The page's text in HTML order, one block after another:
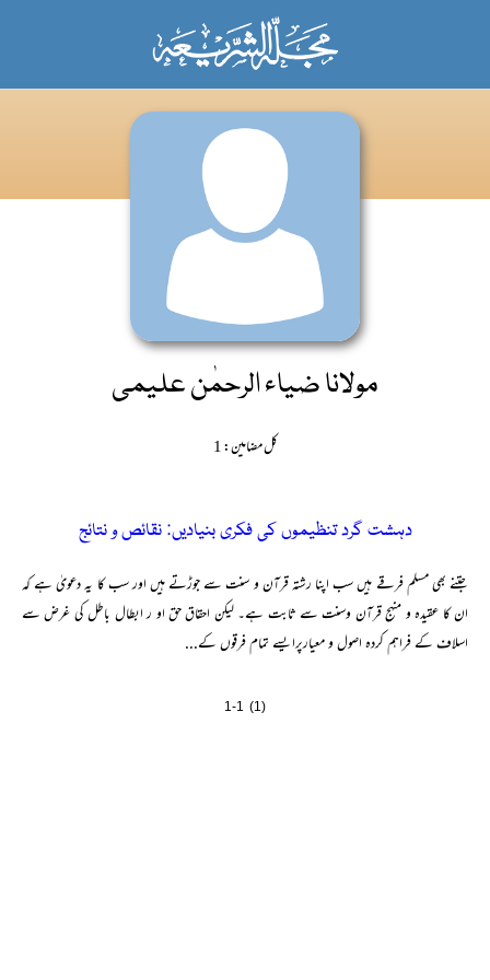
مولانا ضیاء الرحمٰن علیمی
کل مضامین: 1
دہشت گرد تنظیموں کی فکری بنیادیں: نقائص و نتائج
جتنے بھی مسلم فرقے ہیں سب اپنا رشتہ قرآن و سنت سے جوڑتے ہیں اور سب کا یہ دعویٰ ہے کہ
ان کا عقیدہ و منہج قرآن وسنت سے ثابت ہے۔ لیکن احقاق حق او ر ابطال باطل کی غرض سے
اسلاف کے فراہم کردہ اصول و معیارپرایسے تمام فرقوں کے...
1-1 (1)